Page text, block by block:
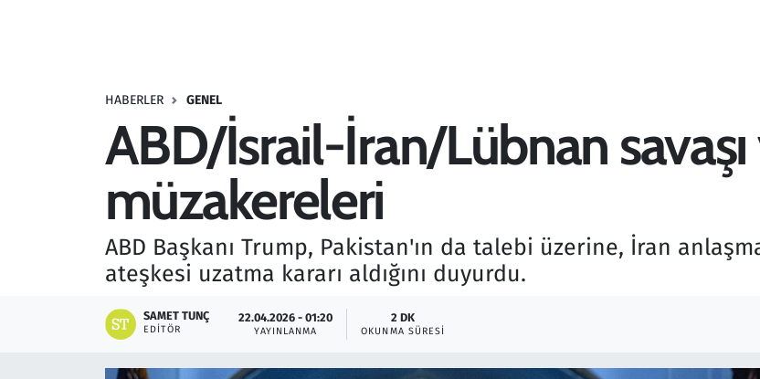
HABERLER GENEL
ABD/İsrail-İran/Lübnan savaşı
müzakereleri
ABD Başkanı Trump, Pakistan'ın da talebi üzerine, İran
ateşkesi uzatma kararı aldığını duyurdu.
SAMET TUNÇ
EDITÖR
22.04.2026 - 01:20
YAYINLANMA
2 DK
OKUNMA SÜRESI
Savunma Sanayi
Teknoloji ve Bilim
Televizyon